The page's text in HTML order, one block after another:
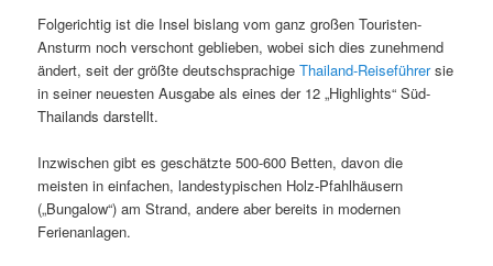
Folgerichtig ist die Insel bislang vom ganz großen Touristen-
Ansturm noch verschont geblieben, wobei sich dies zunehmend
ändert, seit der größte deutschsprachigeThailand-Reiseführersie
in seiner neuesten Ausgabe als eines der 12 „Highlights“ Süd-
Thailands darstellt.
Inzwischen gibt es geschätzte 500-600 Betten, davon die
meisten in einfachen, landestypischen Holz-Pfahlhäusern
(„Bungalow“) am Strand, andere aber bereits in modernen
Ferienanlagen.